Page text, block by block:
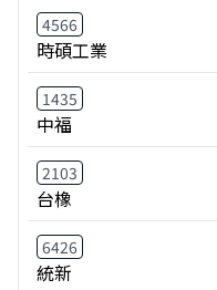
4566
時碩工業
1435
中福
2103
台橡
6426
統新